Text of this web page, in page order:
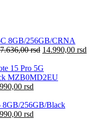
8GB/256GB/CRNA
rsd 14.990,00 rsd
15 Pro 5G
MZB0MD2EU
rsd
8GB/256GB/Black
rsd